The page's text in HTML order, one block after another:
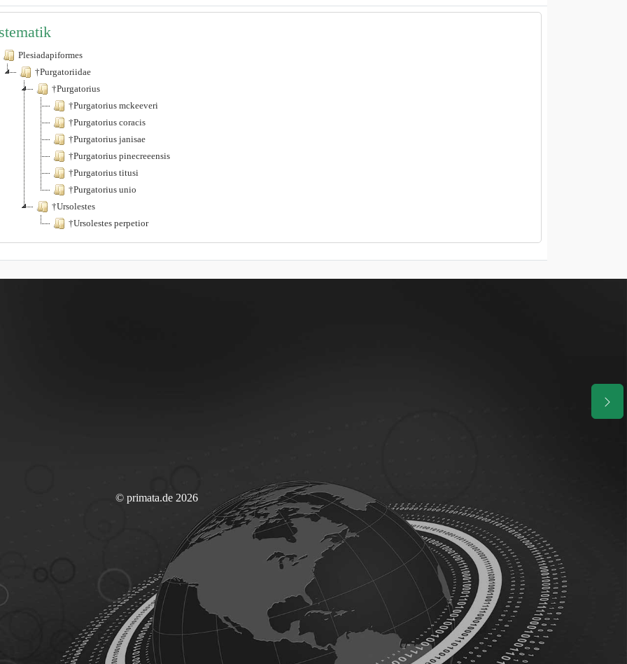
Plesiadapiformes
†Purgatoriidae
†Purgatorius
†Purgatorius mckeeveri
†Purgatorius coracis
†Purgatorius janisae
†Purgatorius pinecreeensis
†Purgatorius titusi
†Purgatorius unio
†Ursolestes
†Ursolestes perpetior
© primata.de 2026